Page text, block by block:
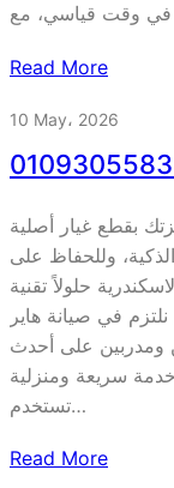
Read More
10 May، 2026
بقطع غيار أصلية
الذكية، وللحفاظ على
حلولاً تقنية
في صيانة هاير
ومدربين على أحدث
سريعة ومنزلية
تستخدم…
Read More